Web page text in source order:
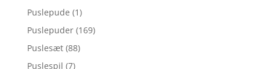
Puslepude (1)
Puslepuder (169)
Puslesæt (88)
Puslespil (7)